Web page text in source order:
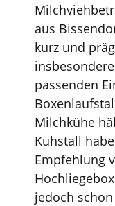
aus
kurz und
passenden
Milchkühe
Kuhstall
Empfehlung
jedoch